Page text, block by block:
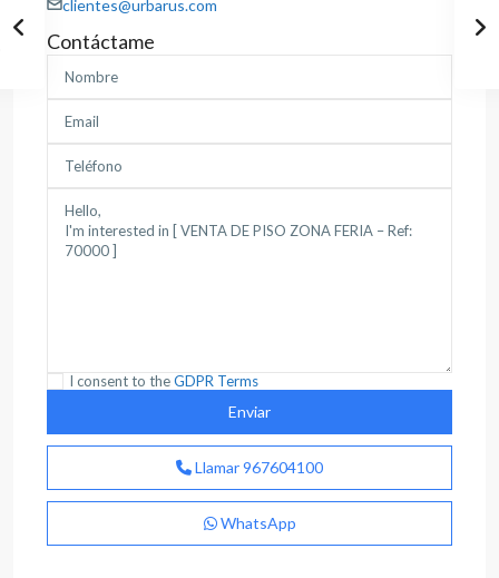
clientes@urbarus.com
Contáctame
I consent to theGDPR Terms
Llamar967604100
WhatsApp